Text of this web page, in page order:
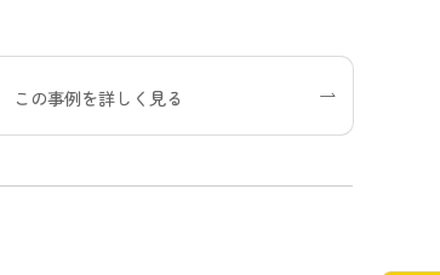
この事例を詳しく見る